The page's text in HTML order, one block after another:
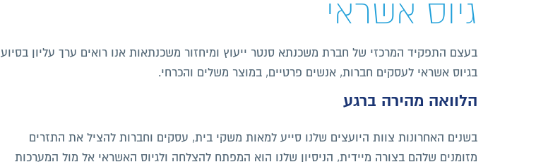
גיוס אשראי
בעצם התפקיד המרכזי של חברת משכנתא סנטר ייעוץ ומיחזור משכנתאות אנו רואים ערך עליון בסיוע
בגיוס אשראי לעסקים חברות, אנשים פרטיים, במוצר משלים והכרחי.
הלוואה מהירה ברגע
בשנים האחרונות צוות היועצים שלנו סייע למאות משקי בית, עסקים וחברות להציל את התזרים
מזומנים שלהם בצורה מיידית, הניסיון שלנו הוא המפתח להצלחה ולגיוס האשראי אל מול המערכות